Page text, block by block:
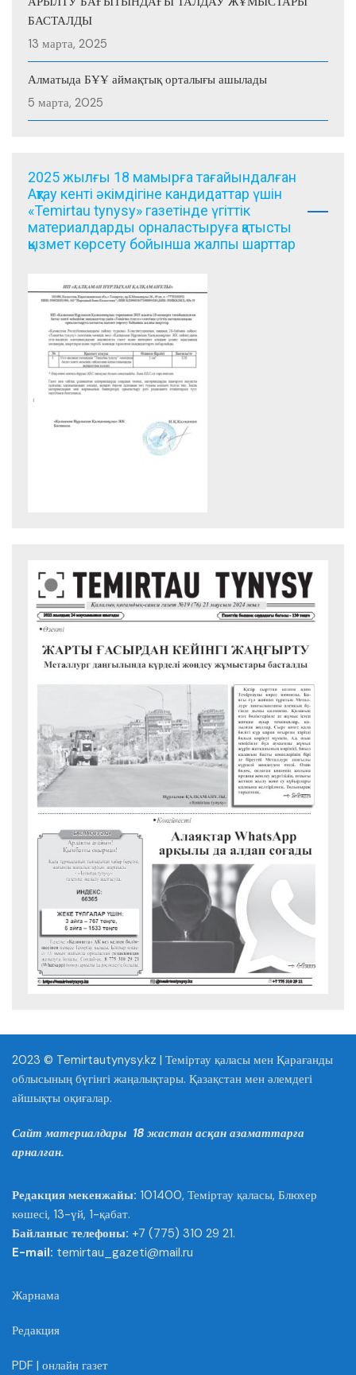
БАСТАЛДЫ
13 марта, 2025
Алматыда БҰҰ аймақтық орталығы ашылады
5 марта, 2025
2025 жылғы 18 мамырға тағайындалған
Ақтау кенті әкімдігіне кандидаттар үшін
«Temirtau tynysy» газетінде үгіттік
материалдарды орналастыруға қатысты
қызмет көрсету бойынша жалпы шарттар
2023 © Temirtautynysy.kz | Теміртау қаласы мен Қарағанды
облысының бүгінгі жаңалықтары. Қазақстан мен әлемдегі
айшықты оқиғалар.
Сайт материалдары 18 жастан асқан азаматтарға
арналған.
Редакция мекенжайы: 101400, Теміртау қаласы, Блюхер
көшесі, 13-үй, 1-қабат.
Байланыс телефоны: +7 (775) 310 29 21.
E-mail: temirtau_gazeti@mail.ru
Жарнама
Редакция
PDF | онлайн газет